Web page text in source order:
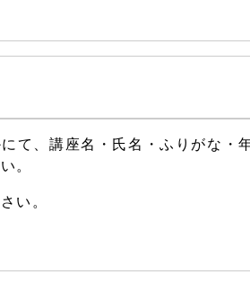
て、講座名・氏名・ふりがな・
。
い。